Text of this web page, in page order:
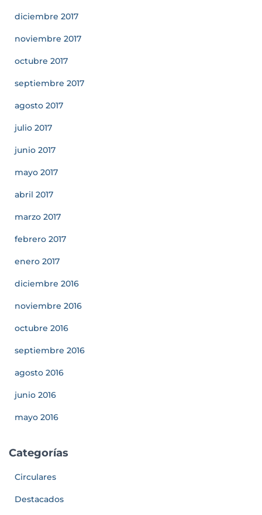
diciembre 2017
noviembre 2017
octubre 2017
septiembre 2017
agosto 2017
julio 2017
junio 2017
mayo 2017
abril 2017
marzo 2017
febrero 2017
enero 2017
diciembre 2016
noviembre 2016
octubre 2016
septiembre 2016
agosto 2016
junio 2016
mayo 2016
Categorías
Circulares
Destacados